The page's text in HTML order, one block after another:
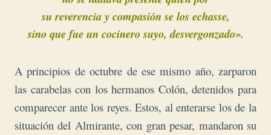
su reverencia y compasión se los echasse,
sino que fue un cocinero suyo, desvergonzado».
A principios de octubre de ese mismo año, zarparon
las carabelas con los hermanos Colón, detenidos para
comparecer ante los reyes. Estos, al enterarse los de la
situación del Almirante, con gran pesar, mandaron su